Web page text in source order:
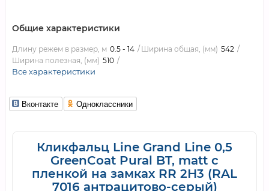
Общие характеристики
Длину режем в размер, м 0.5 - 14 Ширина общая, (мм) 542
Ширина полезная, (мм) 510
Все характеристики
Вконтакте Одноклассники
Кликфальц Line Grand Line 0,5
GreenCoat Pural BT, matt с
пленкой на замках RR 2Н3 (RAL
7016 антрацитово-серый)